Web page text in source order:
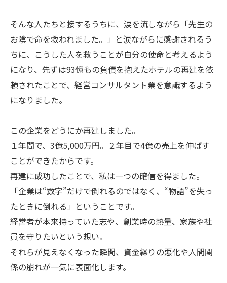
そんな人たちと接するうちに、涙を流しながら「先生の
お陰で命を救われました。」と涙ながらに感謝されるう
ちに、こうした人を救うことが自分の使命と考えるよう
になり、先ずは93憶もの負債を抱えたホテルの再建を依
頼されたことで、経営コンサルタント業を意識するよう
になりました。
この企業をどうにか再建しました。
１年間で、3億5,000万円。２年目で4億の売上を伸ばす
ことができたからです。
再建に成功したことで、私は一つの確信を得ました。
「企業は“数字”だけで倒れるのではなく、“物語”を失っ
たときに倒れる」ということです。
経営者が本来持っていた志や、創業時の熱量、家族や社
員を守りたいという想い。
それらが見えなくなった瞬間、資金繰りの悪化や人間関
係の崩れが一気に表面化します。